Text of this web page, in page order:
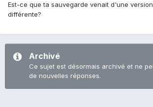
Est-ce que ta sauvegarde venait d'une
différente?
Archivé
Ce sujet est désormais archivé et ne
de nouvelles réponses.